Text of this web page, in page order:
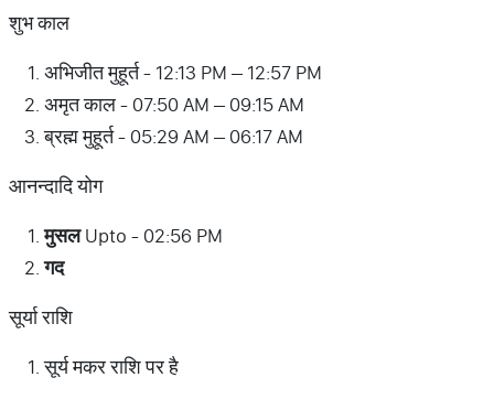
शुभ काल
अभिजीत मुहूर्त - 12:13 PM – 12:57 PM
अमृत काल - 07:50 AM – 09:15 AM
ब्रह्म मुहूर्त - 05:29 AM – 06:17 AM
आनन्दादि योग
मुसलUpto - 02:56 PM
गद
सूर्या राशि
सूर्य मकर राशि पर है